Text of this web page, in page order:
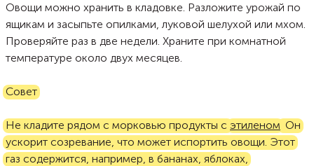
Овощи можно хранить в кладовке. Разложите урожай по
ящикам и засыпьте опилками, луковой шелухой или мхом.
Проверяйте раз в две недели. Храните при комнатной
температуре около двух месяцев.
Совет
Не кладите рядом с морковью продукты с этиленом . Он
ускорит созревание, что может испортить овощи. Этот
газ содержится, например, в бананах, яблоках,